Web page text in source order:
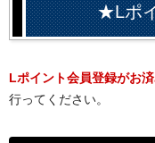
★Lポ
Lポイント会員登録がお
行ってください。